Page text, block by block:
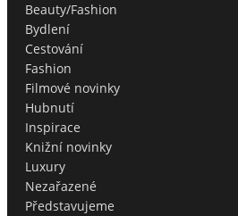
Beauty/Fashion
Bydlení
Cestování
Fashion
Filmové novinky
Hubnutí
Inspirace
Knižní novinky
Luxury
Nezařazené
Představujeme